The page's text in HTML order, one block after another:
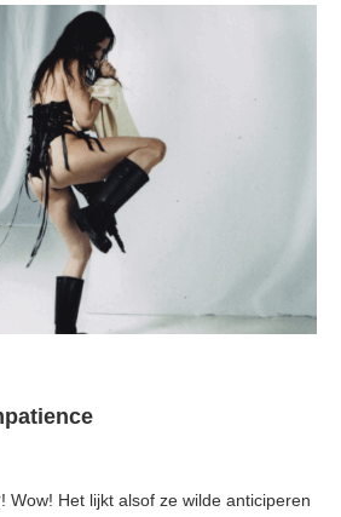
Wow! Het lijkt alsof ze wilde anticiperen